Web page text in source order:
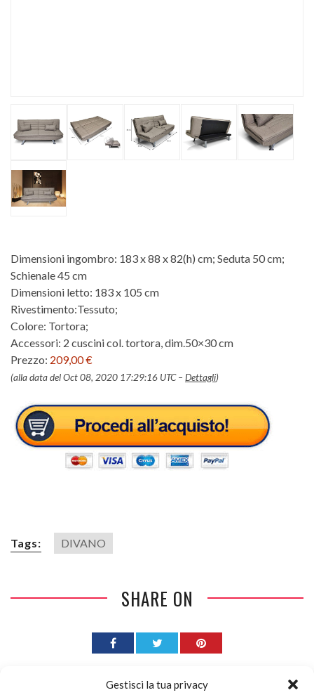
Gestisci la tua privacy
Dimensioni ingombro: 183 x 88 x 82(h) cm; Seduta 50 cm;
Schienale 45 cm
Dimensioni letto: 183 x 105 cm
Rivestimento:Tessuto;
Colore: Tortora;
Accessori: 2 cuscini col. tortora, dim.50×30 cm
Prezzo: 209,00 €
(alla data del Oct 08, 2020 17:29:16 UTC – Dettagli)
Tags: DIVANO
SHARE ON